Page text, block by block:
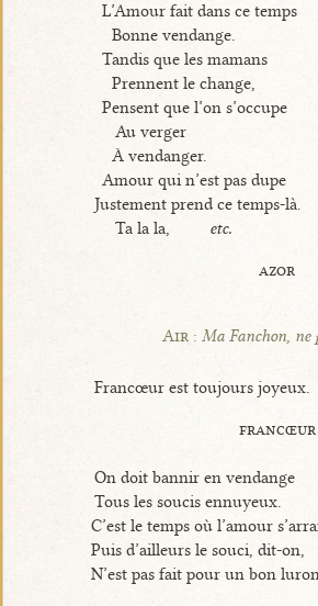
L’Amour fait dans ce temps
Bonne vendange.
Tandis que les mamans
Prennent le change,
Pensent que l’on s’occupe
Au verger
À vendanger.
Amour qui n’est pas dupe
Justement prend ce temps-là.
Ta la la,
etc.
azor
Air : Ma Fanchon, ne
Francœur est toujours joyeux.
francœur
On doit bannir en vendange
Tous les soucis ennuyeux.
C’est le temps où l’amour
Puis d’ailleurs le souci, dit-on,
N’est pas fait pour un bon